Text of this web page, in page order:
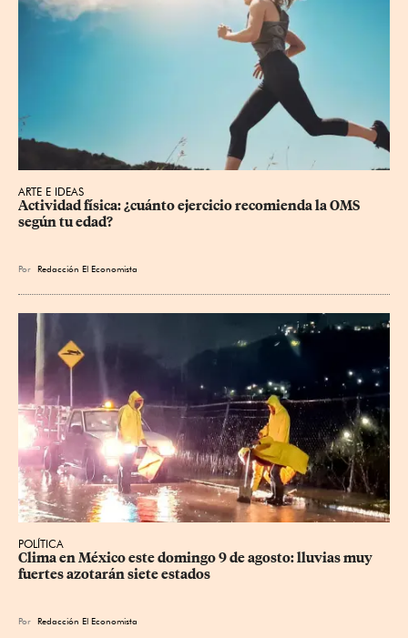
ARTE E IDEAS
Actividad física: ¿cuánto ejercicio recomienda la OMS
según tu edad?
Por Redacción El Economista
POLÍTICA
Clima en México este domingo 9 de agosto: lluvias muy
fuertes azotarán siete estados
Por Redacción El Economista